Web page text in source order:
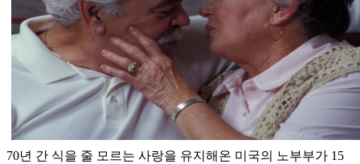
70년 간 식을 줄 모르는 사랑을 유지해온 미국의 노부부가 15